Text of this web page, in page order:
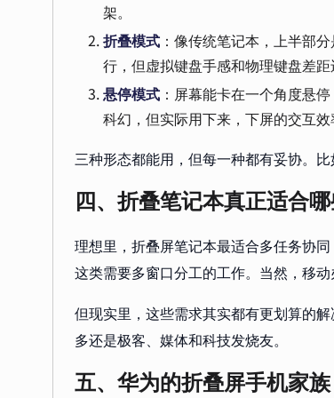
架。
折叠模式 ：像传统笔记本，上半部
行，但虚拟键盘手感和物理键盘差距
悬停模式 ：屏幕能卡在一个角度悬
科幻，但实际用下来，下屏的交互
三种形态都能用，但每一种都有妥协。
四、折叠笔记本真正适合
理想里，折叠屏笔记本最适合多任务协
这类需要多窗口分工的工作。当然，移
但现实里，这些需求其实都有更划算的
多还是极客、媒体和科技发烧友。
五、华为的折叠屏手机家族